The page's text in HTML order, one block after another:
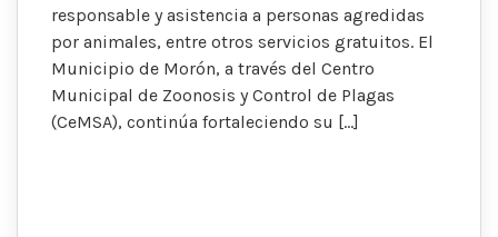
responsable y asistencia a personas agredidas
por animales, entre otros servicios gratuitos. El
Municipio de Morón, a través del Centro
Municipal de Zoonosis y Control de Plagas
(CeMSA), continúa fortaleciendo su […]